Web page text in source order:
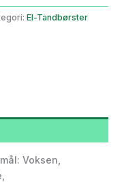
El-Tandbørster
Voksen,